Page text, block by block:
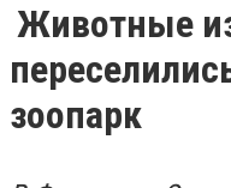
Животные
зоопарк